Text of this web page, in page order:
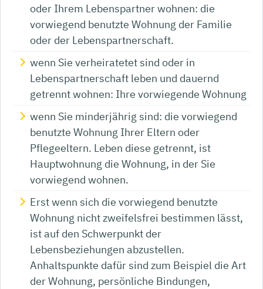
oder Ihrem Lebenspartner wohnen: die
vorwiegend benutzte Wohnung der Familie
oder der Lebenspartnerschaft.
wenn Sie verheiratetet sind oder in
Lebenspartnerschaft leben und dauernd
getrennt wohnen: Ihre vorwiegende Wohnung
wenn Sie minderjährig sind: die vorwiegend
benutzte Wohnung Ihrer Eltern oder
Pflegeeltern. Leben diese getrennt, ist
Hauptwohnung die Wohnung, in der Sie
vorwiegend wohnen.
Erst wenn sich die vorwiegend benutzte
Wohnung nicht zweifelsfrei bestimmen lässt,
ist auf den Schwerpunkt der
Lebensbeziehungen abzustellen.
Anhaltspunkte dafür sind zum Beispiel die Art
der Wohnung, persönliche Bindungen,